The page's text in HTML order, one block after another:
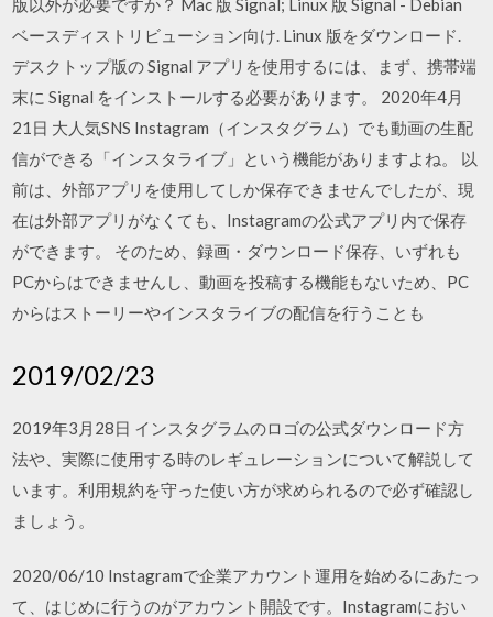
版以外が必要ですか？ Mac 版 Signal; Linux 版 Signal - Debian
ベースディストリビューション向け. Linux 版をダウンロード.
デスクトップ版の Signal アプリを使用するには、まず、携帯端
末に Signal をインストールする必要があります。 2020年4月
21日 大人気SNS Instagram（インスタグラム）でも動画の生配
信ができる「インスタライブ」という機能がありますよね。 以
前は、外部アプリを使用してしか保存できませんでしたが、現
在は外部アプリがなくても、Instagramの公式アプリ内で保存
ができます。 そのため、録画・ダウンロード保存、いずれも
PCからはできませんし、動画を投稿する機能もないため、PC
からはストーリーやインスタライブの配信を行うことも
2019/02/23
2019年3月28日 インスタグラムのロゴの公式ダウンロード方
法や、実際に使用する時のレギュレーションについて解説して
います。利用規約を守った使い方が求められるので必ず確認し
ましょう。
2020/06/10 Instagramで企業アカウント運用を始めるにあたっ
て、はじめに行うのがアカウント開設です。Instagramにおい